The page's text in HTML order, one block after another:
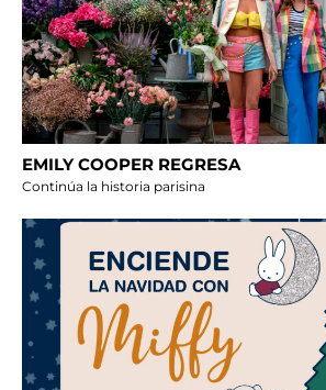
EMILY COOPER REGRESA
Continúa la historia parisina